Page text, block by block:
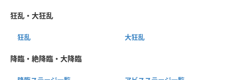
狂乱・大狂乱
狂乱 大狂乱
降臨・絶降臨・大降臨